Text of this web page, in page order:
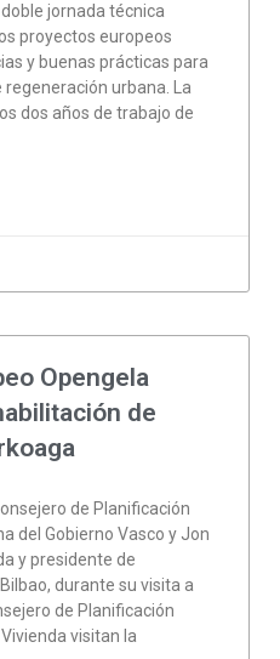
jornada técnica
proyectos europeos
y buenas prácticas para
regeneración urbana. La
dos años de trabajo de
Opengela
de
de Planificación
del Gobierno Vasco y Jon
y presidente de
durante su visita a
de Planificación
visitan la